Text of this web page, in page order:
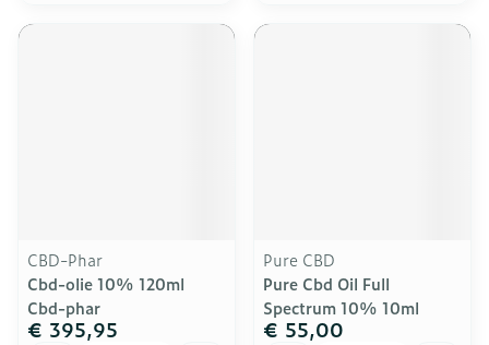
CBD-Phar
Cbd-olie 10% 120ml
Cbd-phar
€ 395,95
Pure CBD
Pure Cbd Oil Full
Spectrum 10% 10ml
€ 55,00